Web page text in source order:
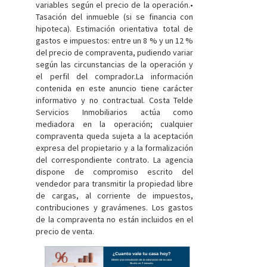
variables según el precio de la operación.•
Tasación del inmueble (si se financia con
hipoteca). Estimación orientativa total de
gastos e impuestos: entre un 8 % y un 12 %
del precio de compraventa, pudiendo variar
según las circunstancias de la operación y
el perfil del comprador.La información
contenida en este anuncio tiene carácter
informativo y no contractual. Costa Telde
Servicios Inmobiliarios actúa como
mediadora en la operación; cualquier
compraventa queda sujeta a la aceptación
expresa del propietario y a la formalización
del correspondiente contrato. La agencia
dispone de compromiso escrito del
vendedor para transmitir la propiedad libre
de cargas, al corriente de impuestos,
contribuciones y gravámenes. Los gastos
de la compraventa no están incluidos en el
precio de venta.